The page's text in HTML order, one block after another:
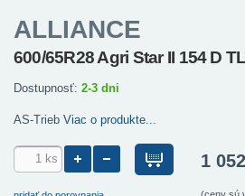
ALLIANCE
600/65R28 Agri Star II 154 D
Dostupnosť: 2-3 dni
AS-Trieb Viac o produkte...
1